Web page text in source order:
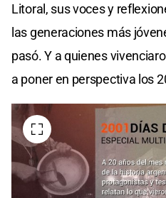
Litoral, sus voces y
las generaciones más
pasó. Y a quienes
a poner en perspectiva los